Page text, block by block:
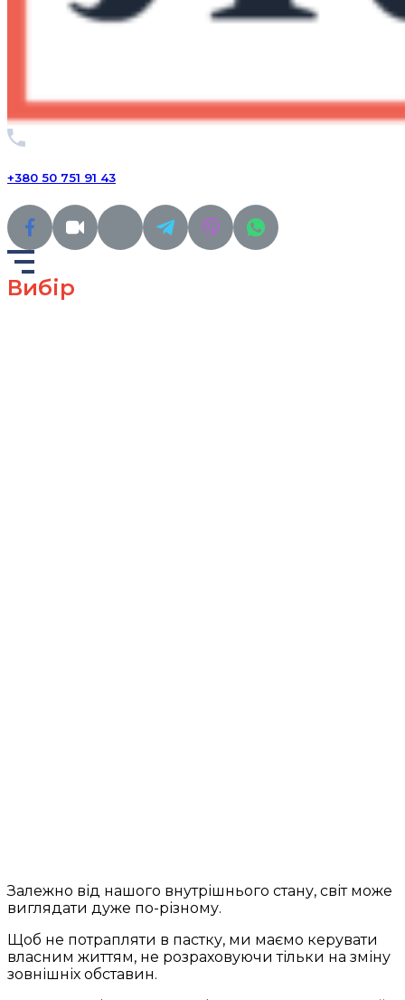
+380 50 751 91 43
Вибір
Залежно від нашого внутрішнього стану, світ може
виглядати дуже по-різному.
Щоб не потрапляти в пастку, ми маємо керувати
власним життям, не розраховуючи тільки на зміну
зовнішніх обставин.